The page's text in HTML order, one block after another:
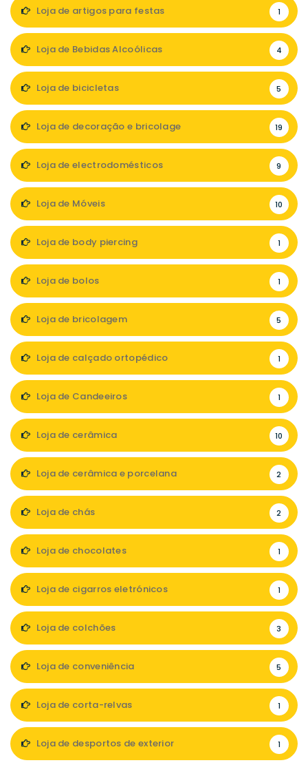
Loja de artigos para festas 1
Loja de Bebidas Alcoólicas 4
Loja de bicicletas 5
Loja de decoração e bricolage 19
Loja de electrodomésticos 9
Loja de Móveis 10
Loja de body piercing 1
Loja de bolos 1
Loja de bricolagem 5
Loja de calçado ortopédico 1
Loja de Candeeiros 1
Loja de cerâmica 10
Loja de cerâmica e porcelana 2
Loja de chás 2
Loja de chocolates 1
Loja de cigarros eletrónicos 1
Loja de colchões 3
Loja de conveniência 5
Loja de corta-relvas 1
Loja de desportos de exterior 1